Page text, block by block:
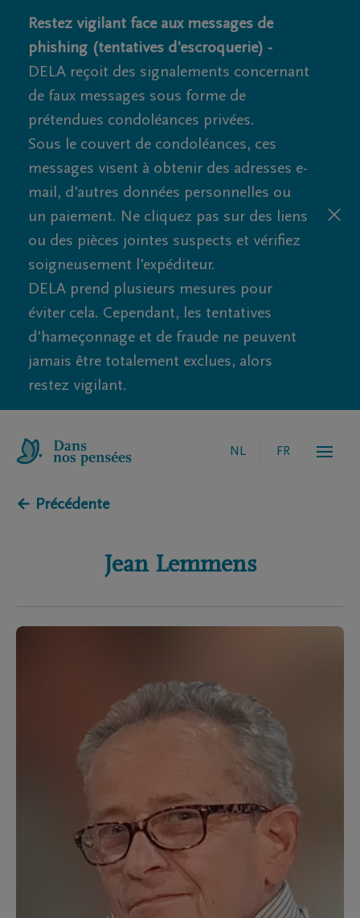
Restez vigilant face aux messages de
phishing (tentatives d'escroquerie) -
DELA reçoit des signalements concernant
de faux messages sous forme de
prétendues condoléances privées.
Sous le couvert de condoléances, ces
messages visent à obtenir des adresses e-
mail, d'autres données personnelles ou
un paiement. Ne cliquez pas sur des liens
ou des pièces jointes suspects et vérifiez
soigneusement l'expéditeur.
DELA prend plusieurs mesures pour
éviter cela. Cependant, les tentatives
d'hameçonnage et de fraude ne peuvent
jamais être totalement exclues, alors
restez vigilant.
NL FR
← Précédente
Jean Lemmens